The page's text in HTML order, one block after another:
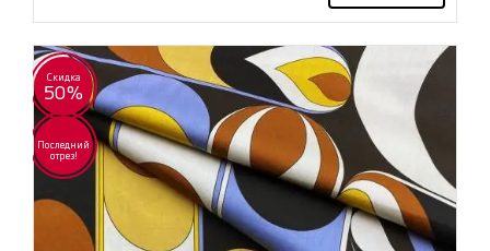
Скидка
50%
Последний
отрез!